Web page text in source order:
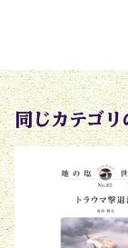
同じカテゴ